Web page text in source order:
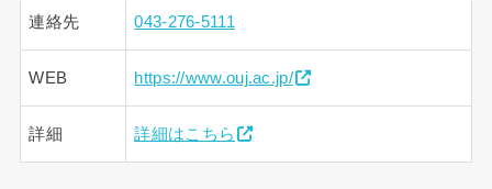
連絡先 043-276-5111
WEB https://www.ouj.ac.jp/
詳細 詳細はこちら